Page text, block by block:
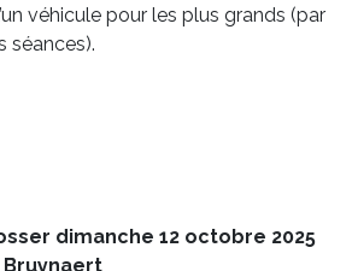
véhicule pour les plus grands (par
séances).
dimanche 12 octobre 2025